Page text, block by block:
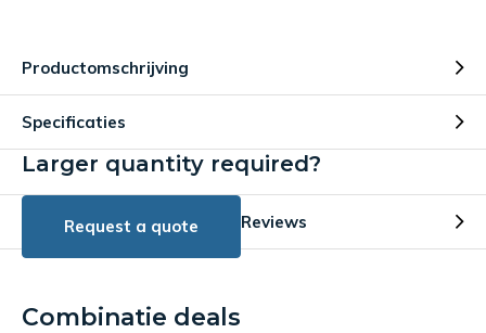
Productomschrijving
Specificaties
Larger quantity required?
Request a quote Reviews
Combinatie deals